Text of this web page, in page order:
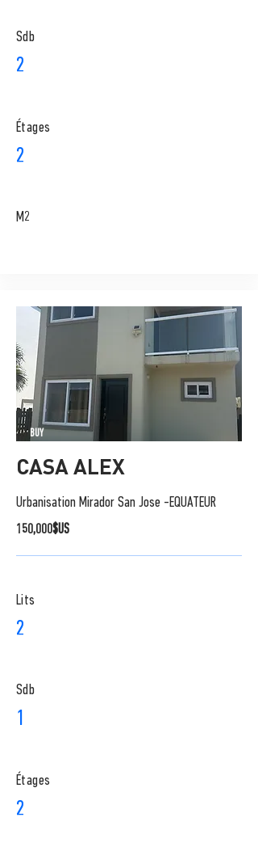
Sdb
2
​Étages
2
M2
BUY
CASA ALEX
Urbanisation Mirador San Jose -EQUATEUR
150,000$US
Lits
2
Sdb
1
​Étages
2